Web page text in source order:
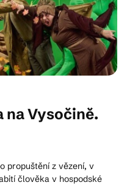
Jihlavy
na Vysočině.
propuštění z vězení, v
člověka v hospodské